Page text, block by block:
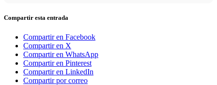
Compartir esta entrada
Compartir en Facebook
Compartir en X
Compartir en WhatsApp
Compartir en Pinterest
Compartir en LinkedIn
Compartir por correo